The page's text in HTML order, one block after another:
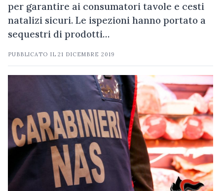
per garantire ai consumatori tavole e cesti
natalizi sicuri. Le ispezioni hanno portato a
sequestri di prodotti…
PUBBLICATO IL21 DICEMBRE 2019